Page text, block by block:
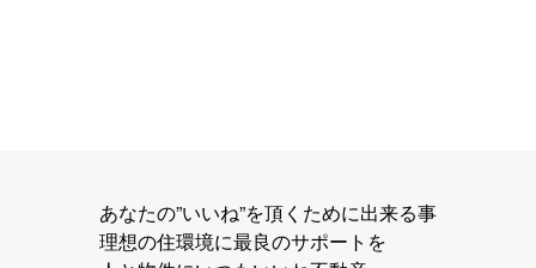
あなたの”いいね”を頂くために出来る事
理想の住環境に最良のサポートを